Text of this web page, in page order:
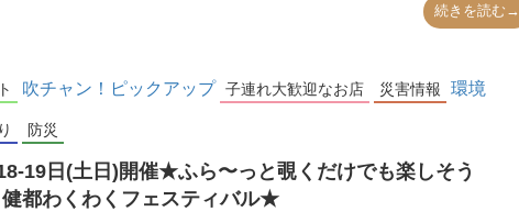
続きを読む→
吹チャン！ピックアップ 子連れ大歓迎なお店 災害情報 環境
防災
18-19日(土日)開催★ふら〜っと覗くだけでも楽しそう
都わくわくフェスティバル★